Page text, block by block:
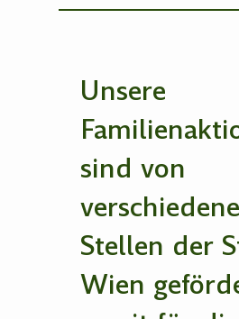
Unsere
sind von
Stellen der
Wien